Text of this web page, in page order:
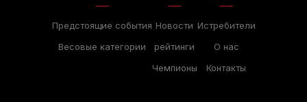
Предстоящие события
Весовые категории
Новости
рейтинги
Чемпионы
Истребители
О нас
Контакты